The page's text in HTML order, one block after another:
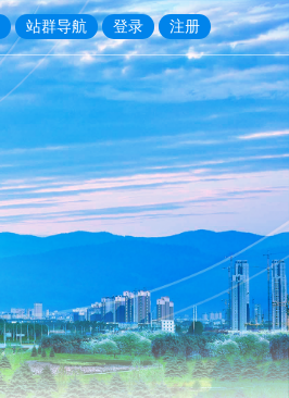
站群导航 登录 注册